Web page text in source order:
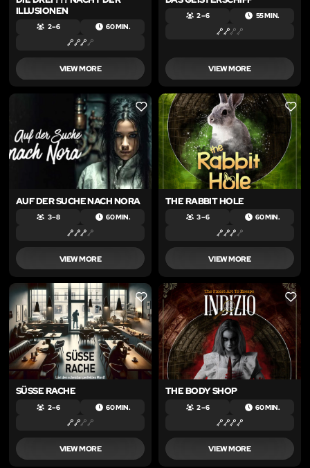
ILLUSIONEN
2 – 6 60 MIN.
VIEW MORE
2 – 6 55 MIN.
VIEW MORE
LIKE
AUF DER SUCHE NACH NORA
3 – 8 60 MIN.
VIEW MORE
LIKE
THE RABBIT HOLE
3 – 6 60 MIN.
VIEW MORE
LIKE
SÜSSE RACHE
2 – 6 60 MIN.
VIEW MORE
LIKE
THE BODY SHOP
2 – 6 60 MIN.
VIEW MORE